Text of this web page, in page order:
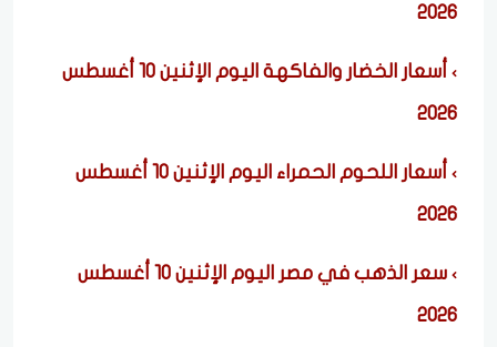
2026
أسعار الخضار والفاكهة اليوم الإثنين 10 أغسطس
2026
أسعار اللحوم الحمراء اليوم الإثنين 10 أغسطس
2026
سعر الذهب في مصر اليوم الإثنين 10 أغسطس
2026